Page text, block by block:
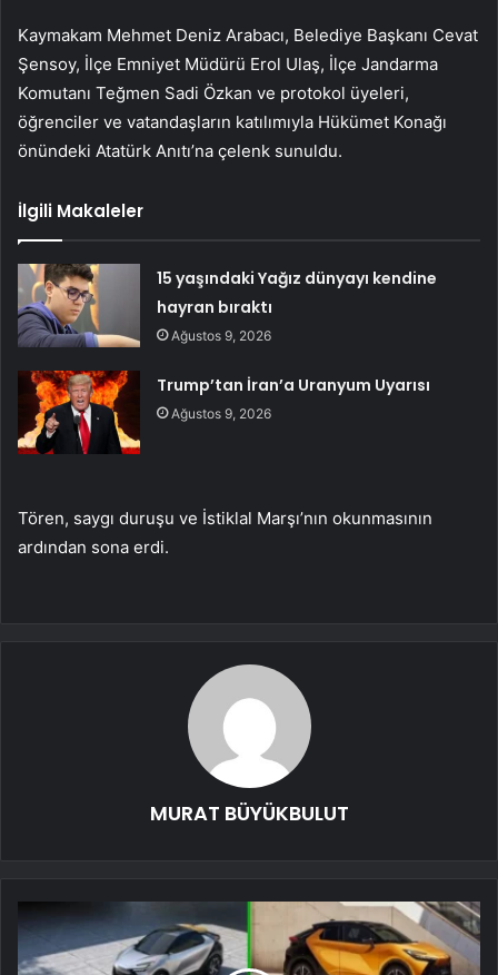
Kaymakam Mehmet Deniz Arabacı, Belediye Başkanı Cevat
Şensoy, İlçe Emniyet Müdürü Erol Ulaş, İlçe Jandarma
Komutanı Teğmen Sadi Özkan ve protokol üyeleri,
öğrenciler ve vatandaşların katılımıyla Hükümet Konağı
önündeki Atatürk Anıtı’na çelenk sunuldu.
İlgili Makaleler
15 yaşındaki Yağız dünyayı kendine
hayran bıraktı
Ağustos 9, 2026
Trump’tan İran’a Uranyum Uyarısı
Ağustos 9, 2026
Tören, saygı duruşu ve İstiklal Marşı’nın okunmasının
ardından sona erdi.
MURAT BÜYÜKBULUT